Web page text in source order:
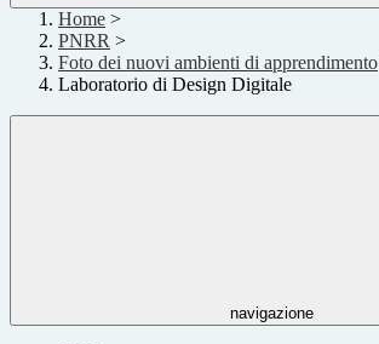
Home >
PNRR >
Foto dei nuovi ambienti di apprendimento
Laboratorio di Design Digitale
navigazione